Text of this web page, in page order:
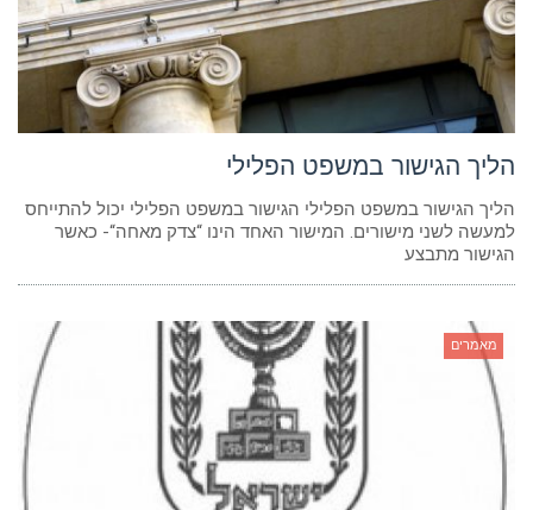
הליך הגישור במשפט הפלילי
הליך הגישור במשפט הפלילי הגישור במשפט הפלילי יכול להתייחס
למעשה לשני מישורים. המישור האחד הינו “צדק מאחה“- כאשר
הגישור מתבצע
מאמרים